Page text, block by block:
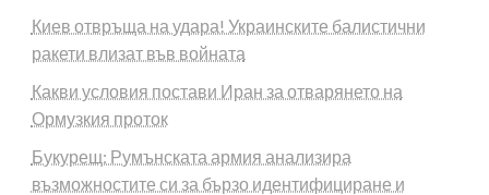
Киев отвръща на удара! Украинските балистични
ракети влизат във войната
Какви условия постави Иран за отварянето на
Ормузкия проток
Букурещ: Румънската армия анализира
възможностите си за бързо идентифициране и